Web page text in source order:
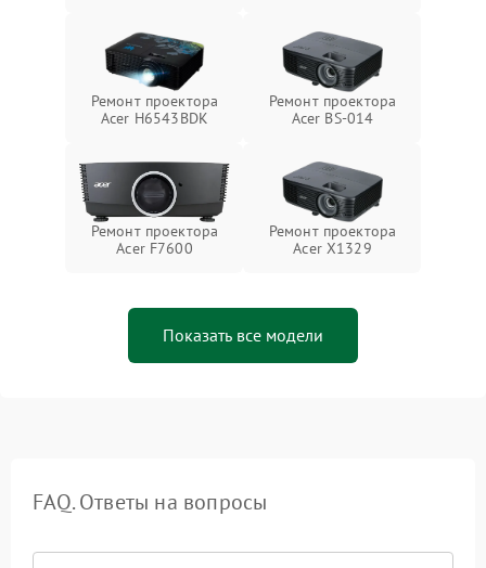
Ремонт проектора
Acer H6543BDK
Ремонт проектора
Acer BS-014
Ремонт проектора
Acer F7600
Ремонт проектора
Acer X1329
Показать все модели
FAQ. Ответы на вопросы